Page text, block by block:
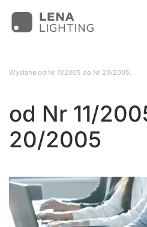
Wysłane od Nr 11/2005 do Nr 20/2005.
od Nr 11/
20/2005